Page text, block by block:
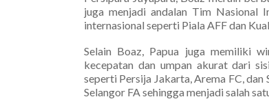
juga menjadi andalan Tim Nasional
internasional seperti Piala AFF dan
Selain Boaz, Papua juga memiliki
kecepatan dan umpan akurat dari
seperti Persija Jakarta, Arema FC,
Selangor FA sehingga menjadi salah